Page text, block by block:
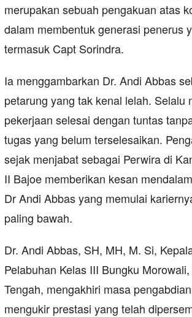
merupakan sebuah pengakuan atas
dalam membentuk generasi penerus
termasuk Capt Sorindra.
Ia menggambarkan Dr. Andi Abbas
petarung yang tak kenal lelah. Selalu
pekerjaan selesai dengan tuntas
tugas yang belum terselesaikan.
sejak menjabat sebagai Perwira di
II Bajoe memberikan kesan
Dr Andi Abbas yang memulai
paling bawah.
Dr. Andi Abbas, SH, MH, M. Si,
Pelabuhan Kelas III Bungku
Tengah, mengakhiri masa
mengukir prestasi yang telah